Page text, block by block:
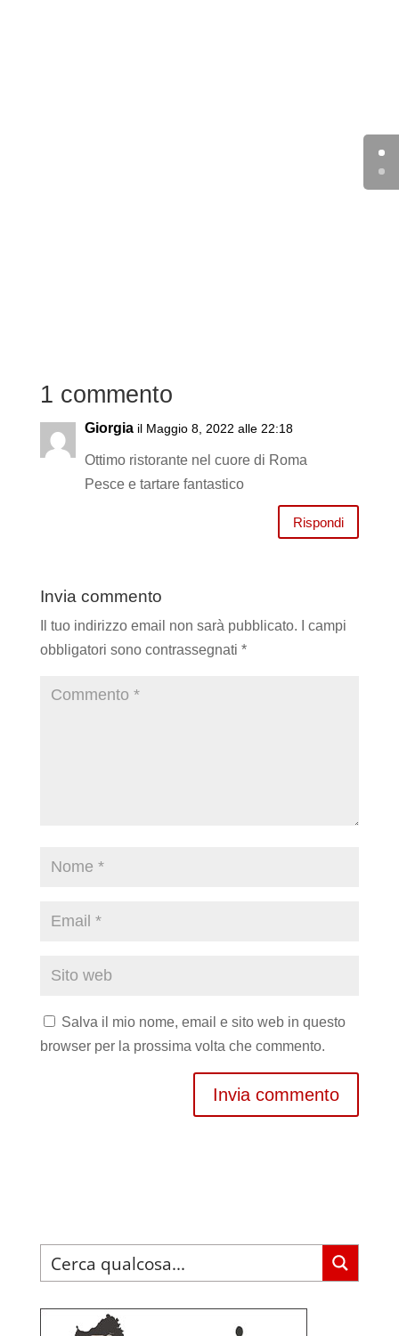
1 commento
Giorgia il Maggio 8, 2022 alle 22:18
Ottimo ristorante nel cuore di Roma
Pesce e tartare fantastico
Rispondi
Invia commento
Il tuo indirizzo email non sarà pubblicato.
I campi
obbligatori sono contrassegnati *
Salva il mio nome, email e sito web in questo
browser per la prossima volta che commento.